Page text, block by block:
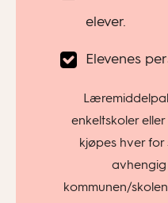
elever.
Elevenes
enkeltskoler
kjøpes hver for
kommunen/